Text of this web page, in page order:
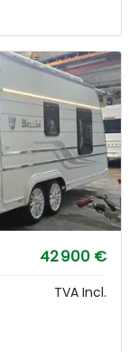
42 900 €
TVA Incl.